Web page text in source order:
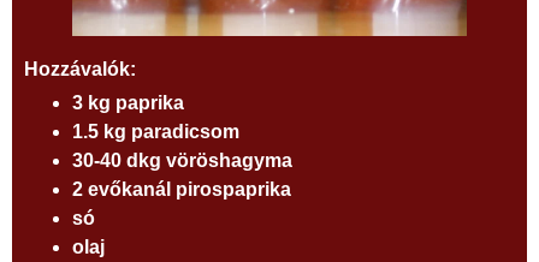
Hozzávalók:
3 kg paprika
1.5 kg paradicsom
30-40 dkg vöröshagyma
2 evőkanál pirospaprika
só
olaj